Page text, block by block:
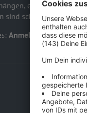
einschmelzen
sind schier endlos.
Anmelden und Gold